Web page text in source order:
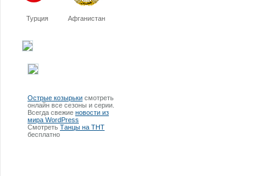
Турция Афганистан
Острые козырьки смотреть
онлайн все сезоны и серии.
Всегда свежие новости из
мира WordPress
Смотреть Танцы на ТНТ
бесплатно